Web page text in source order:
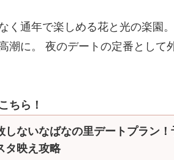
く通年で楽しめる花と光の楽園。
に。 夜のデートの定番として
ちら！
しないなばなの里デートプラン
タ映え攻略